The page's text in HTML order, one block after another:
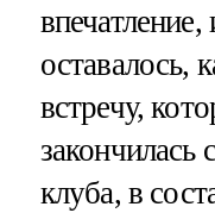
оставалось,
встречу,
закончилась
клуба, в